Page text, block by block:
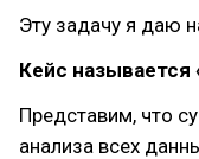
Эту задачу я даю
Кейс называется
Представим, что
анализа всех